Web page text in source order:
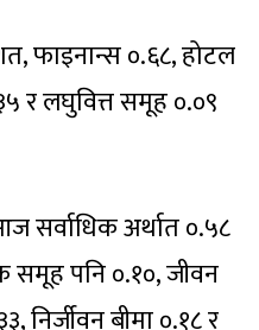
फाइनान्स ०.६८, होटल
र लघुवित्त समूह ०.०९
सर्वाधिक अर्थात ०.५८
समूह पनि ०.१०, जीवन
बीमा ०.१८ र